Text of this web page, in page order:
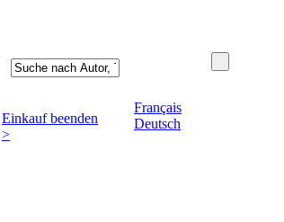
Einkauf beenden
>
Français
Deutsch